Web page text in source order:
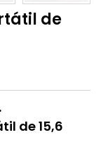
de
de 15,6